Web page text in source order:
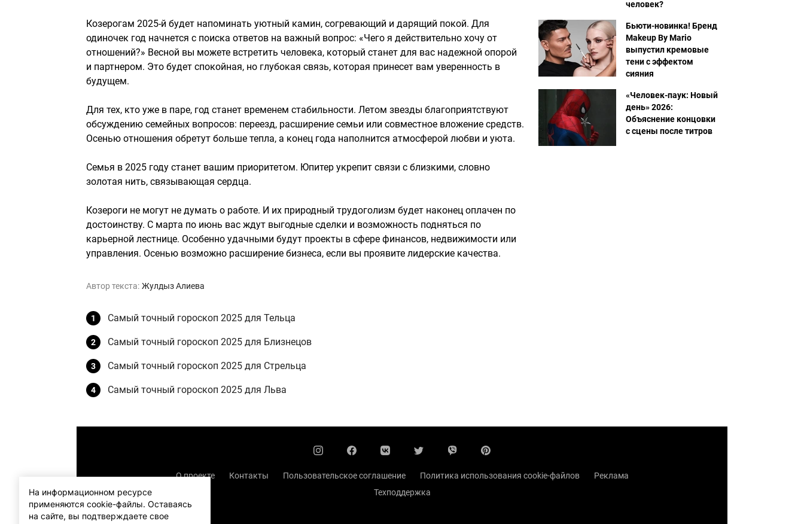
Козерогам 2025-й будет напоминать уютный камин, согревающий и дарящий покой. Для
одиночек год начнется с поиска ответов на важный вопрос: «Чего я действительно хочу от
отношений?» Весной вы можете встретить человека, который станет для вас надежной опорой
и партнером. Это будет спокойная, но глубокая связь, которая принесет вам уверенность в
будущем.
Для тех, кто уже в паре, год станет временем стабильности. Летом звезды благоприятствуют
обсуждению семейных вопросов: переезд, расширение семьи или совместное вложение средств.
Осенью отношения обретут больше тепла, а конец года наполнится атмосферой любви и уюта.
Семья в 2025 году станет вашим приоритетом. Юпитер укрепит связи с близкими, словно
золотая нить, связывающая сердца.
Козероги не могут не думать о работе. И их природный трудоголизм будет наконец оплачен по
достоинству. С марта по июнь вас ждут выгодные сделки и возможность подняться по
карьерной лестнице. Особенно удачными будут проекты в сфере финансов, недвижимости или
управления. Осенью возможно расширение бизнеса, если вы проявите лидерские качества.
Автор текста: Жулдыз Алиева
Самый точный гороскоп 2025 для Тельца
Самый точный гороскоп 2025 для Близнецов
Самый точный гороскоп 2025 для Стрельца
Самый точный гороскоп 2025 для Льва
человек?
Бьюти-новинка! Бренд
Makeup By Mario
выпустил кремовые
тени с эффектом
сияния
«Человек-паук: Новый
день» 2026:
Объяснение концовки
с сцены после титров
О проекте Контакты Пользовательское соглашение Политика использования cookie-файлов
Реклама
Техподдержка
На информационном ресурсе
применяются cookie-файлы. Оставаясь
на сайте, вы подтверждаете свое